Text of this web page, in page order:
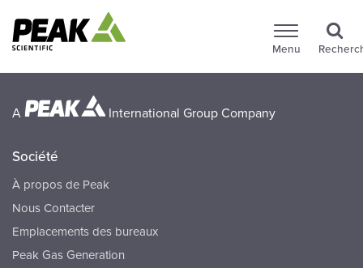
Menu
A International Group Company
Société
À propos de Peak
Nous Contacter
Emplacements des bureaux
Peak Gas Generation